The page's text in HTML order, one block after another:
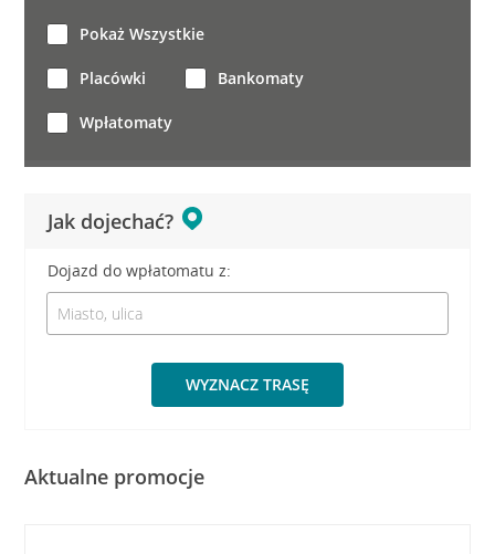
Jak dojechać?
Dojazd do wpłatomatu z:
WYZNACZ TRASĘ
Pokaż Wszystkie
Placówki Bankomaty
Wpłatomaty
Aktualne promocje